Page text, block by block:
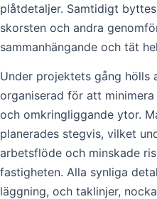
plåtdetaljer. Samtidigt
skorsten och andra
sammanhängande och tät
Under projektets gång hölls
organiserad för att
och omkringliggande ytor.
planerades stegvis, vilket
arbetsflöde och minskade
fastigheten. Alla synliga
läggning, och taklinjer,